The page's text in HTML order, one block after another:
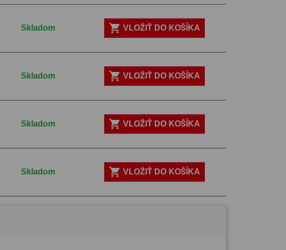
Skladom  VLOŽIŤ DO KOŠÍKA
Skladom  VLOŽIŤ DO KOŠÍKA
Skladom  VLOŽIŤ DO KOŠÍKA
Skladom  VLOŽIŤ DO KOŠÍKA